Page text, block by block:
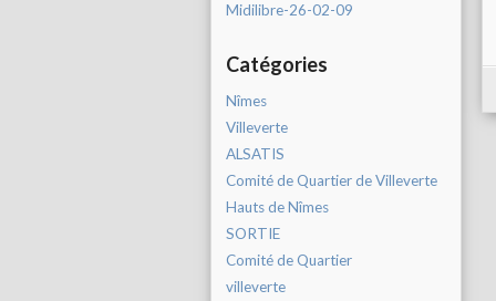
Midilibre-26-02-09
Catégories
Nîmes
Villeverte
ALSATIS
Comité de Quartier de Villeverte
Hauts de Nîmes
SORTIE
Comité de Quartier
villeverte